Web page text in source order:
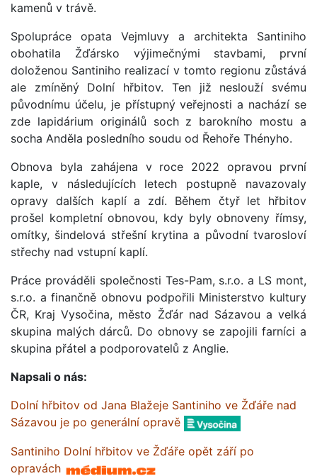
kamenů v trávě.
Spolupráce opata Vejmluvy a architekta Santiniho
obohatila Žďársko výjimečnými stavbami, první
doloženou Santiniho realizací v tomto regionu zůstává
ale zmíněný Dolní hřbitov. Ten již neslouží svému
původnímu účelu, je přístupný veřejnosti a nachází se
zde lapidárium originálů soch z barokního mostu a
socha Anděla posledního soudu od Řehoře Thényho.
Obnova byla zahájena v roce 2022 opravou první
kaple, v následujících letech postupně navazovaly
opravy dalších kaplí a zdí. Během čtyř let hřbitov
prošel kompletní obnovou, kdy byly obnoveny římsy,
omítky, šindelová střešní krytina a původní tvarosloví
střechy nad vstupní kaplí.
Práce prováděli společnosti Tes-Pam, s.r.o. a LS mont,
s.r.o. a finančně obnovu podpořili Ministerstvo kultury
ČR, Kraj Vysočina, město Žďár nad Sázavou a velká
skupina malých dárců. Do obnovy se zapojili farníci a
skupina přátel a podporovatelů z Anglie.
Napsali o nás:
Dolní hřbitov od Jana Blažeje Santiniho ve Žďáře nad
Sázavou je po generální opravě
Santiniho Dolní hřbitov ve Žďáře opět září po
opravách